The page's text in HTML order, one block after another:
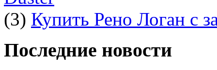
(3) Купить Рено Логан с
Последние новости